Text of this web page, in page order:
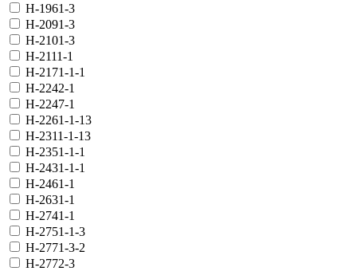
H-1961-3
H-2091-3
H-2101-3
H-2111-1
H-2171-1-1
H-2242-1
H-2247-1
H-2261-1-13
H-2311-1-13
H-2351-1-1
H-2431-1-1
H-2461-1
H-2631-1
H-2741-1
H-2751-1-3
H-2771-3-2
H-2772-3